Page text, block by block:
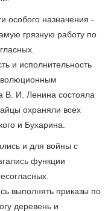
особого назначения -
грязную работу по
и исполнительность
В. И. Ленина состояла
охраняли всех
и Бухарина.
и для войны с
функции
выполнять приказы по
деревень и